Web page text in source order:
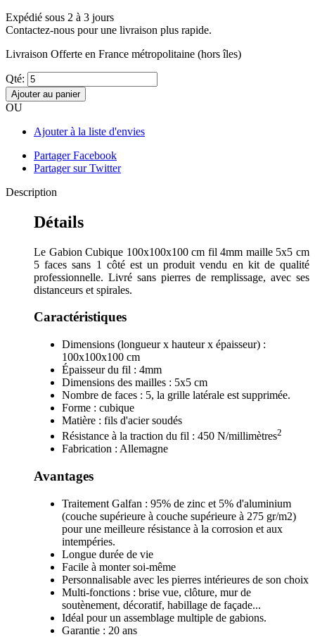
Expédié sous 2 à 3 jours
Contactez-nous pour une livraison plus rapide.
Livraison Offerte en France métropolitaine (hors îles)
Qté:
Ajouter au panier
OU
Ajouter à la liste d'envies
Partager Facebook
Partager sur Twitter
Description
Détails
Le Gabion Cubique 100x100x100 cm fil 4mm maille 5x5 cm
5 faces sans 1 côté est un produit vendu en kit de qualité
professionnelle. Livré sans pierres de remplissage, avec ses
distanceurs et spirales.
Caractéristiques
Dimensions (longueur x hauteur x épaisseur) :
100x100x100 cm
Épaisseur du fil : 4mm
Dimensions des mailles : 5x5 cm
Nombre de faces : 5, la grille latérale est supprimée.
Forme : cubique
Matière : fils d'acier soudés
Résistance à la traction du fil : 450 N/millimètres2
Fabrication : Allemagne
Avantages
Traitement Galfan : 95% de zinc et 5% d'aluminium
(couche supérieure à couche supérieure à 275 gr/m2)
pour une meilleure résistance à la corrosion et aux
intempéries.
Longue durée de vie
Facile à monter soi-même
Personnalisable avec les pierres intérieures de son choix
Multi-fonctions : brise vue, clôture, mur de
soutènement, décoratif, habillage de façade...
Idéal pour un assemblage multiple de gabions.
Garantie : 20 ans